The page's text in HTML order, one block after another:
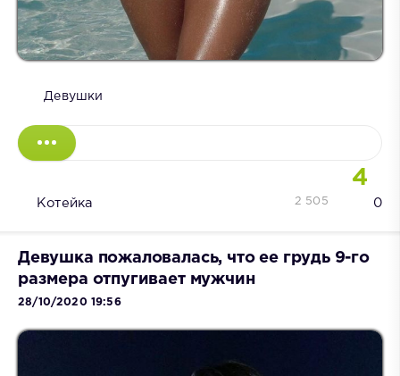
Девушки
4
Котейка 0
2 505
Девушка пожаловалась, что ее грудь 9-го
размера отпугивает мужчин
28/10/2020 19:56